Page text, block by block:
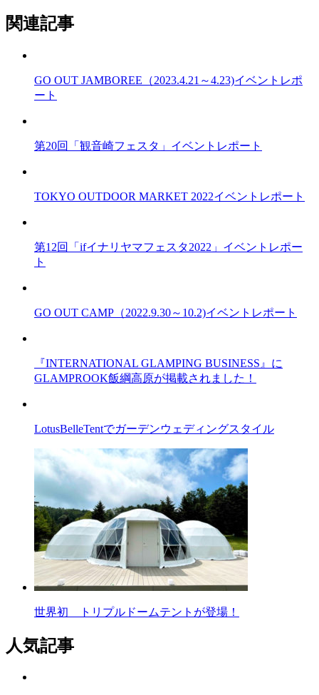
関連記事
GO OUT JAMBOREE（2023.4.21～4.23)イベントレポ
ート
第20回「観音崎フェスタ」イベントレポート
TOKYO OUTDOOR MARKET 2022イベントレポート
第12回「ifイナリヤマフェスタ2022」イベントレポー
ト
GO OUT CAMP（2022.9.30～10.2)イベントレポート
『INTERNATIONAL GLAMPING BUSINESS』に
GLAMPROOK飯綱高原が掲載されました！
LotusBelleTentでガーデンウェディングスタイル
世界初 トリプルドームテントが登場！
人気記事